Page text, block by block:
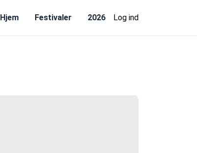
Hjem Festivaler 2026 Log ind